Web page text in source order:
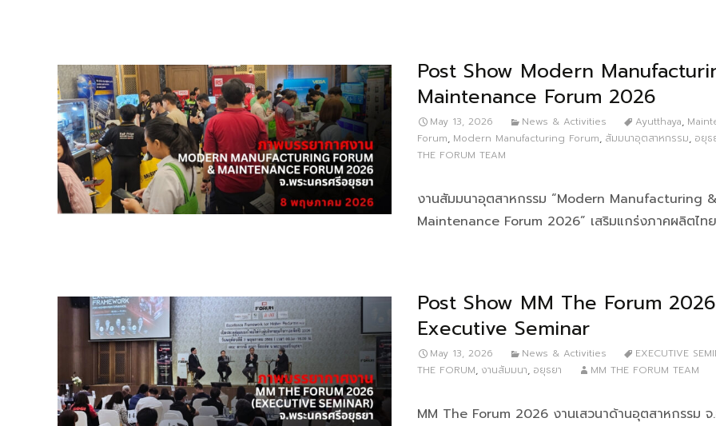
Post Show Modern
Maintenance Forum 2026
May 13, 2026 News & Activities Ayutthaya,
Forum, Modern Manufacturing Forum, สัมมนาอุตสาหกรรม, อยุธ
THE FORUM TEAM
งานสัมมนาอุตสาหกรรม “Modern Manufacturing &
Maintenance Forum 2026” เสริมแกร่งภาคผลิตไทย
Post Show MM The Forum
Executive Seminar
May 13, 2026 News & Activities EXECUTIVE
THE FORUM, งานสัมมนา, อยุธยา MM THE FORUM TEAM
MM The Forum 2026 งานเสวนาด้านอุตสาหกรรม จ